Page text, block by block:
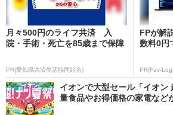
月々500円のライフ共済 入
院・手術・死亡を85歳まで保障
PR(愛知県共済生活協同組合)
FPが解
数料0円
PR(Fav-
イオンで大型セール「イオ
量食品やお得価格の家電など